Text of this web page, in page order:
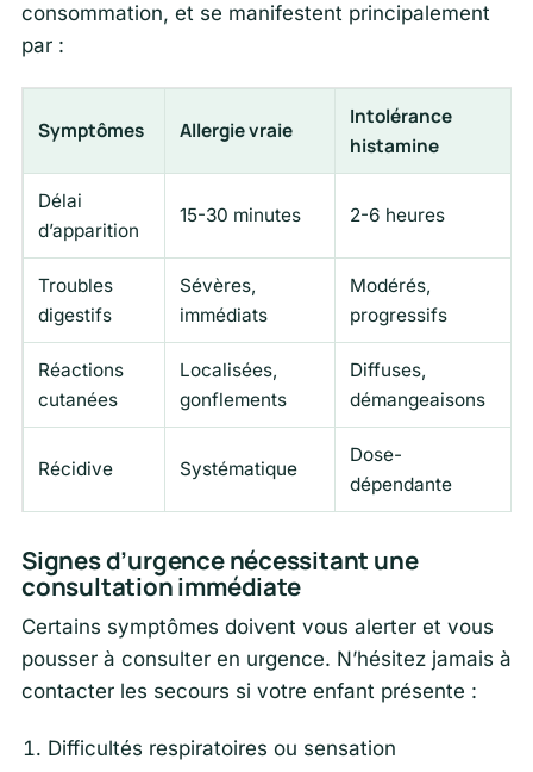
consommation, et se manifestent principalement
par :
Symptômes Allergie vraie
Intolérance
histamine
Délai
d’apparition
15-30 minutes 2-6 heures
Troubles
digestifs
Sévères,
immédiats
Modérés,
progressifs
Réactions
cutanées
Localisées,
gonflements
Diffuses,
démangeaisons
Récidive Systématique
Dose-
dépendante
Signes d’urgence nécessitant une
consultation immédiate
Certains symptômes doivent vous alerter et vous
pousser à consulter en urgence. N’hésitez jamais à
contacter les secours si votre enfant présente :
Difficultés respiratoires ou sensation